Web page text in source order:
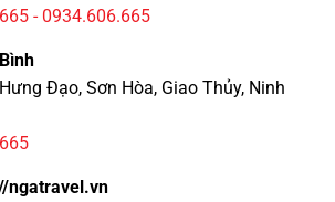
- 0934.606.665
Đạo, Sơn Hòa, Giao Thủy, Ninh
ngatravel.vn